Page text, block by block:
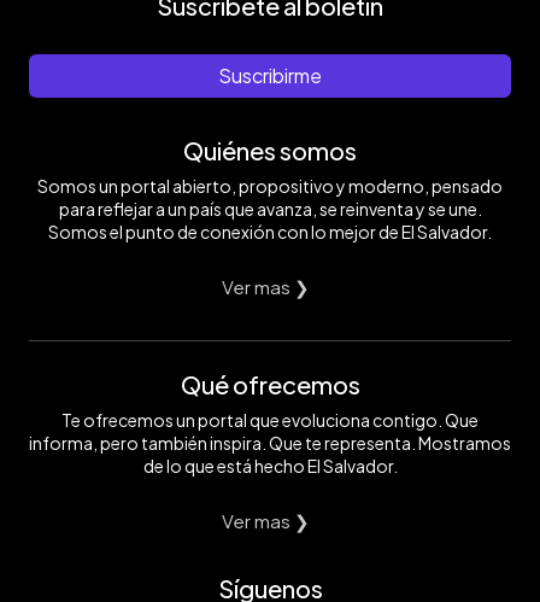
Suscribirme
Quiénes somos
Somos un portal abierto, propositivo y moderno, pensado
para reflejar a un país que avanza, se reinventa y se une.
Somos el punto de conexión con lo mejor de El Salvador.
Ver mas ❯
Qué ofrecemos
Te ofrecemos un portal que evoluciona contigo. Que
informa, pero también inspira. Que te representa. Mostramos
de lo que está hecho El Salvador.
Ver mas ❯
Síguenos